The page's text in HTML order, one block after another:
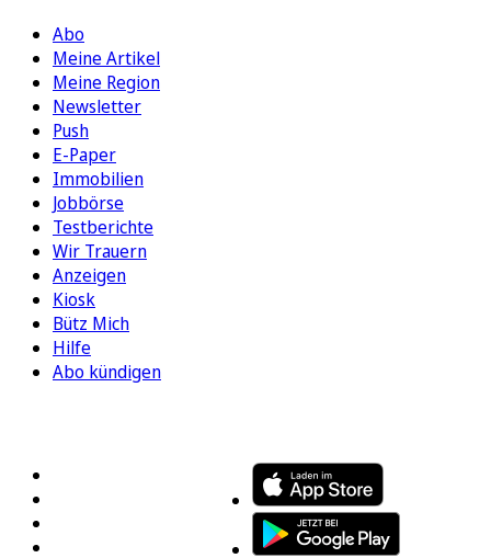
Abo
Meine Artikel
Meine Region
Newsletter
Push
E-Paper
Immobilien
Jobbörse
Testberichte
Wir Trauern
Anzeigen
Kiosk
Bütz Mich
Hilfe
Abo kündigen